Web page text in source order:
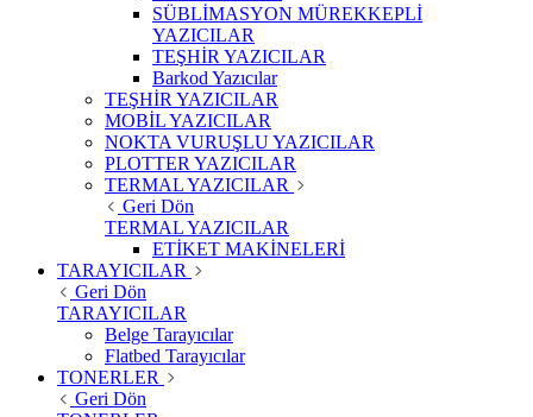
SÜBLİMASYON MÜREKKEPLİ
YAZICILAR
TEŞHİR YAZICILAR
Barkod Yazıcılar
TEŞHİR YAZICILAR
MOBİL YAZICILAR
NOKTA VURUŞLU YAZICILAR
PLOTTER YAZICILAR
TERMAL YAZICILAR
Geri Dön
TERMAL YAZICILAR
ETİKET MAKİNELERİ
TARAYICILAR
Geri Dön
TARAYICILAR
Belge Tarayıcılar
Flatbed Tarayıcılar
TONERLER
Geri Dön